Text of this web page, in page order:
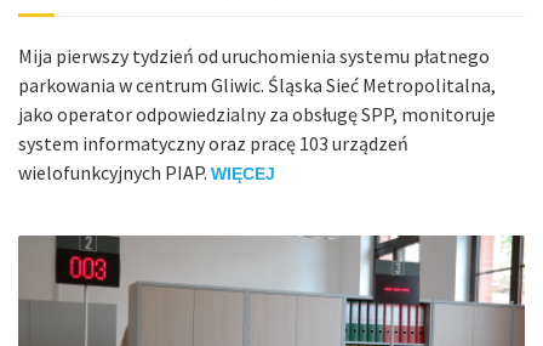
Mija pierwszy tydzień od uruchomienia systemu płatnego
parkowania w centrum Gliwic. Śląska Sieć Metropolitalna,
jako operator odpowiedzialny za obsługę SPP, monitoruje
system informatyczny oraz pracę 103 urządzeń
wielofunkcyjnych PIAP. WIĘCEJ